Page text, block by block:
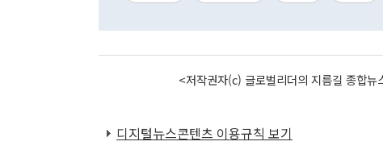
<저작권자(c) 글로벌리더의 지름길 종합
디지털뉴스콘텐츠 이용규칙 보기